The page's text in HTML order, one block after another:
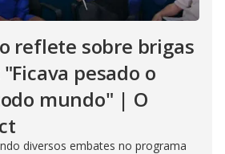
reflete sobre brigas
pesado o
mundo" | O
diversos embates no programa